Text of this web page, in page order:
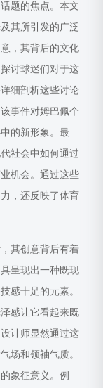
题的焦点。本文
其所引发的广泛
，其背后的文化
讨球迷们对于这
细剖析这些讨论
事件对姆巴佩个
的新形象。最
社会中如何通过
机会。通过这些
，还反映了体育
其创意背后有着
呈现出一种既现
感十足的元素。
感让它看起来既
计师显然通过这
场和领袖气质。
象征意义。例